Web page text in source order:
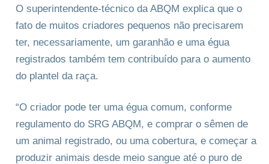
O superintendente-técnico da ABQM explica que o
fato de muitos criadores pequenos não precisarem
ter, necessariamente, um garanhão e uma égua
registrados também tem contribuído para o aumento
do plantel da raça.
“O criador pode ter uma égua comum, conforme
regulamento do SRG ABQM, e comprar o sêmen de
um animal registrado, ou uma cobertura, e começar a
produzir animais desde meio sangue até o puro de